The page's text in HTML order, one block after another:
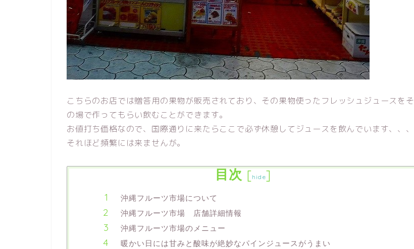
こちらのお店では贈答用の果物が販売されており、その果物使ったフレッシュジュースをそ
の場で作ってもらい飲むことができます。
お値打ち価格なので、国際通りに来たらここで必ず休憩してジュースを飲んでいます、、、
それほど頻繁には来ませんが。
目次 [hide]
沖縄フルーツ市場について
沖縄フルーツ市場 店舗詳細情報
沖縄フルーツ市場のメニュー
暖かい日には甘みと酸味が絶妙なパインジュースがうまい